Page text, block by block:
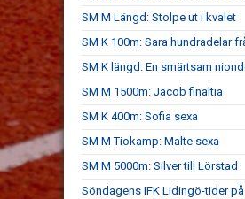
SM M Längd: Stolpe ut i kvalet
SM K 100m: Sara hundradelar
SM K längd: En smärtsam
SM M 1500m: Jacob finaltia
SM K 400m: Sofia sexa
SM M Tiokamp: Malte sexa
SM M 5000m: Silver till Lörstad
Söndagens IFK Lidingö-tider på